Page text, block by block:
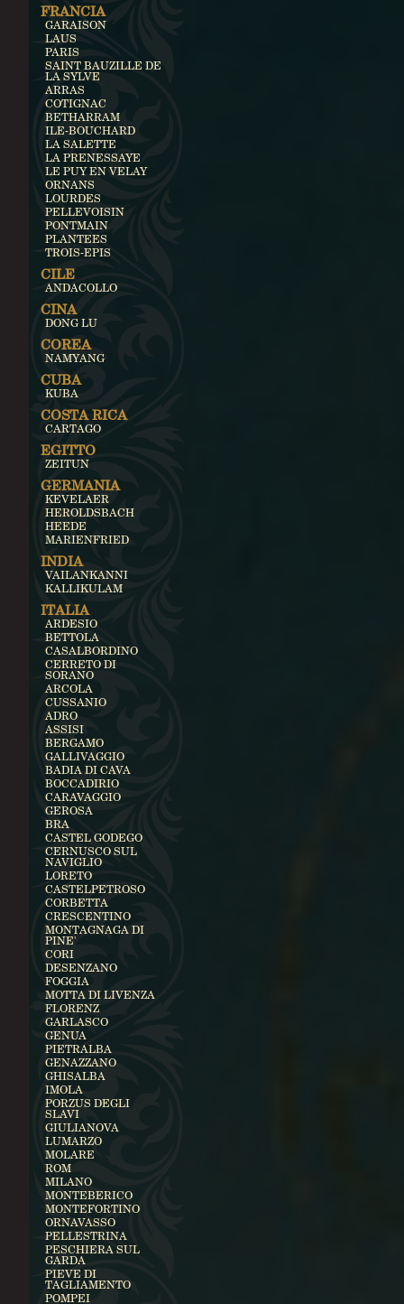
FRANCIA
GARAISON
LAUS
PARIS
SAINT BAUZILLE DE
LA SYLVE
ARRAS
COTIGNAC
BETHARRAM
ILE-BOUCHARD
LA SALETTE
LA PRENESSAYE
LE PUY EN VELAY
ORNANS
LOURDES
PELLEVOISIN
PONTMAIN
PLANTEES
TROIS-EPIS
CILE
ANDACOLLO
CINA
DONG LU
COREA
NAMYANG
CUBA
KUBA
COSTA RICA
CARTAGO
EGITTO
ZEITUN
GERMANIA
KEVELAER
HEROLDSBACH
HEEDE
MARIENFRIED
INDIA
VAILANKANNI
KALLIKULAM
ITALIA
ARDESIO
BETTOLA
CASALBORDINO
CERRETO DI
SORANO
ARCOLA
CUSSANIO
ADRO
ASSISI
BERGAMO
GALLIVAGGIO
BADIA DI CAVA
BOCCADIRIO
CARAVAGGIO
GEROSA
BRA
CASTEL GODEGO
CERNUSCO SUL
NAVIGLIO
LORETO
CASTELPETROSO
CORBETTA
CRESCENTINO
MONTAGNAGA DI
PINE'
CORI
DESENZANO
FOGGIA
MOTTA DI LIVENZA
FLORENZ
GARLASCO
GENUA
PIETRALBA
GENAZZANO
GHISALBA
IMOLA
PORZUS DEGLI
SLAVI
GIULIANOVA
LUMARZO
MOLARE
ROM
MILANO
MONTEBERICO
MONTEFORTINO
ORNAVASSO
PELLESTRINA
PESCHIERA SUL
GARDA
PIEVE DI
TAGLIAMENTO
POMPEI